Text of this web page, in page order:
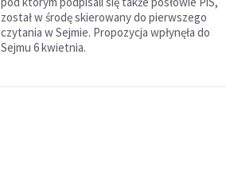
został w środę skierowany do pierwszego
czytania w Sejmie. Propozycja wpłynęła do
Sejmu 6 kwietnia.